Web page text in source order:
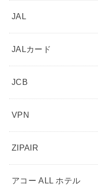
JAL
JALカード
JCB
VPN
ZIPAIR
アコー ALL ホテル